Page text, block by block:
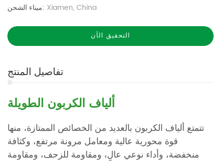
ميناء الشحن: Xiamen, China
التحقيق الآن
تفاصيل المنتج
ألياف الكربون الطويلة
تتمتع ألياف الكربون بالعديد من الخصائص الممتازة، منها
قوة محورية عالية ومعامل مرونة مرتفع، وكثافة
منخفضة، وأداء نوعي عالٍ، ومقاومة للزحف، ومقاومة